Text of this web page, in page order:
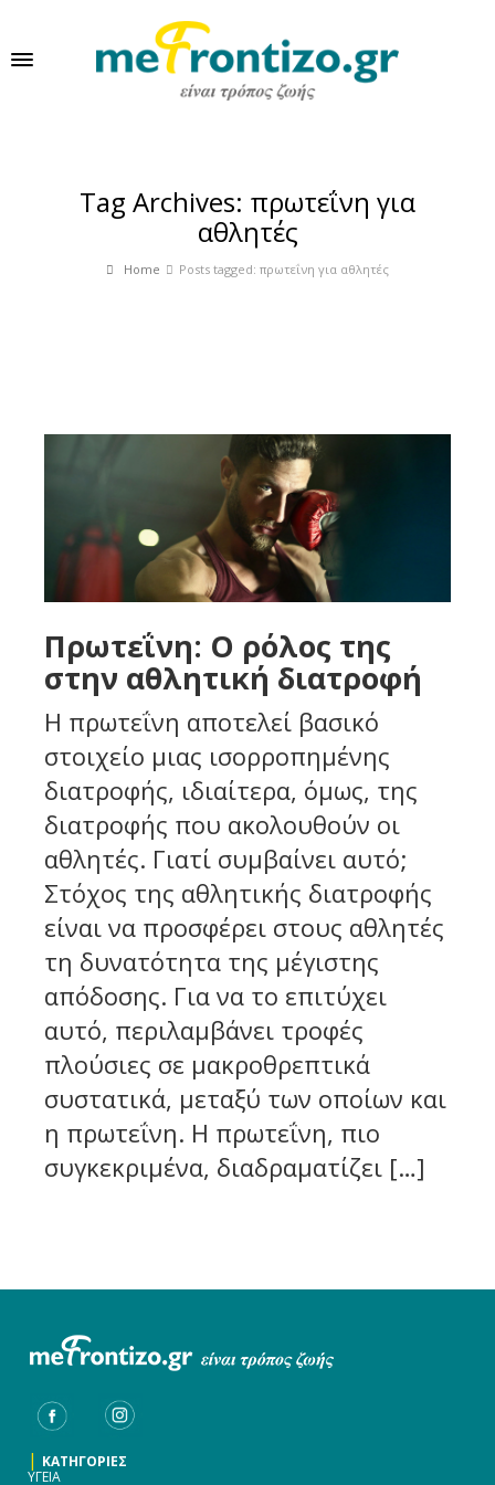
Tag Archives: πρωτεΐνη για
αθλητές
Home Posts tagged: πρωτεΐνη για αθλητές
Πρωτεΐνη: Ο ρόλος της
στην αθλητική διατροφή
Η πρωτεΐνη αποτελεί βασικό
στοιχείο μιας ισορροπημένης
διατροφής, ιδιαίτερα, όμως, της
διατροφής που ακολουθούν οι
αθλητές. Γιατί συμβαίνει αυτό;
Στόχος της αθλητικής διατροφής
είναι να προσφέρει στους αθλητές
τη δυνατότητα της μέγιστης
απόδοσης. Για να το επιτύχει
αυτό, περιλαμβάνει τροφές
πλούσιες σε μακροθρεπτικά
συστατικά, μεταξύ των οποίων και
η πρωτεΐνη. Η πρωτεΐνη, πιο
συγκεκριμένα, διαδραματίζει […]
| ΚΑΤΗΓΟΡΙΕΣ
ΥΓΕΙΑ